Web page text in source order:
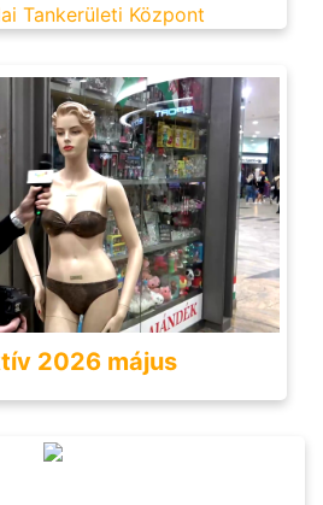
Tankerületi Központ
2026 május